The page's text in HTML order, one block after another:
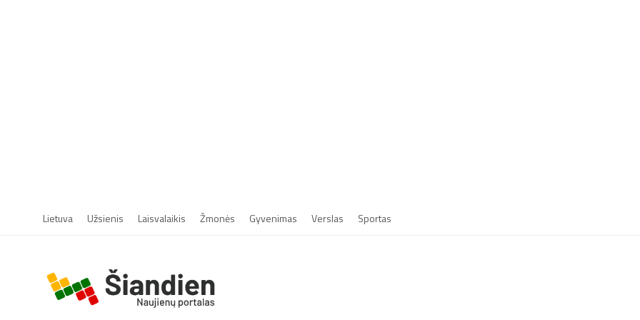
Lietuva Užsienis Laisvalaikis Žmonės Gyvenimas Verslas Sportas
r